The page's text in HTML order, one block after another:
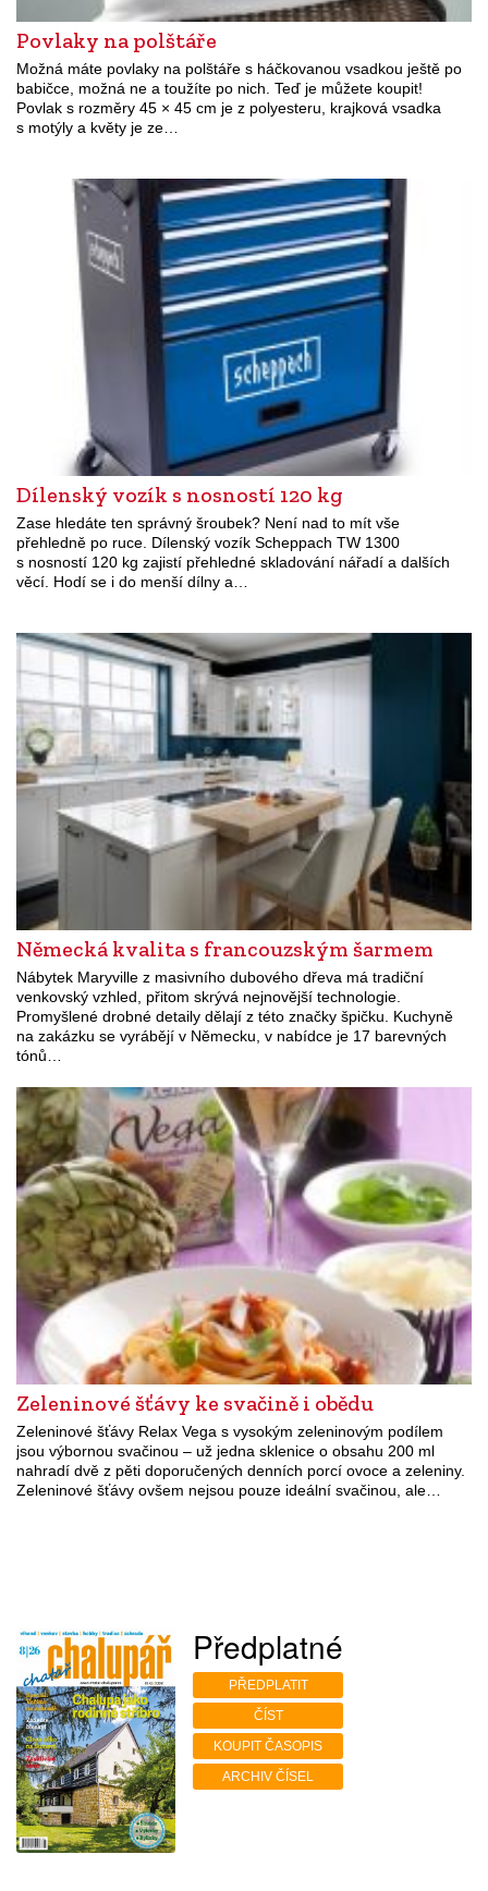
Povlaky na polštáře
Možná máte povlaky na polštáře s háčkovanou vsadkou ještě po
babičce, možná ne a toužíte po nich. Teď je můžete koupit!
Povlak s rozměry 45 × 45 cm je z polyesteru, krajková vsadka
s motýly a květy je ze…
Dílenský vozík s nosností 120 kg
Zase hledáte ten správný šroubek? Není nad to mít vše
přehledně po ruce. Dílenský vozík Scheppach TW 1300
s nosností 120 kg zajistí přehledné skladování nářadí a dalších
věcí. Hodí se i do menší dílny a…
Německá kvalita s francouzským šarmem
Nábytek Maryville z masivního dubového dřeva má tradiční
venkovský vzhled, přitom skrývá nejnovější technologie.
Promyšlené drobné detaily dělají z této značky špičku. Kuchyně
na zakázku se vyrábějí v Německu, v nabídce je 17 barevných
tónů…
Zeleninové šťávy ke svačině i obědu
Zeleninové šťávy Relax Vega s vysokým zeleninovým podílem
jsou výbornou svačinou – už jedna sklenice o obsahu 200 ml
nahradí dvě z pěti doporučených denních porcí ovoce a zeleniny.
Zeleninové šťávy ovšem nejsou pouze ideální svačinou, ale…
Předplatné
PŘEDPLATIT
ČÍST
KOUPIT ČASOPIS
ARCHIV ČÍSEL